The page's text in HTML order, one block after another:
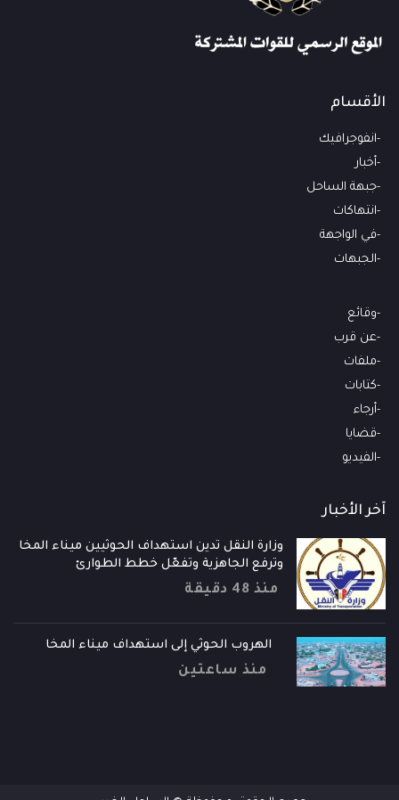
الأقسام
انفوجرافيك
أخبار
جبهة الساحل
انتهاكات
في الواجهة
الجبهات
وقائع
عن قرب
ملفات
كتابات
أرجاء
قضايا
الفيديو
آخر الأخبار
وزارة النقل تدين استهداف الحوثيين ميناء المخا
وترفع الجاهزية وتفعّل خطط الطوارئ
منذ 48 دقيقة
الهروب الحوثي إلى استهداف ميناء المخا
منذ ساعتين